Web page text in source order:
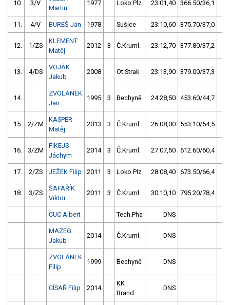
10. 3/V
Martin
1977 Loko Plz 23:01,40 366.50/36,1
11. 4/V BUREŠ Jan 1978 Sušice 23:10,60 375.70/37,0
12. 1/ZS
KLEMENT
Matěj
2012 3 Č.Kruml. 23:12,70 377.80/37,2
13. 4/DS
VOJÁK
Jakub
2008 Ot.Strak 23:13,90 379.00/37,3
14.
ZVOLÁNEK
Jan
1995 3 Bechyně 24:28,50 453.60/44,7
15. 2/ZM
KASPER
Matěj
2013 3 Č.Kruml. 26:08,00 553.10/54,5
16. 3/ZM
FIKEJS
Jáchym
2014 3 Č.Kruml. 27:07,50 612.60/60,4
17. 2/ZS JEŽEK Filip 2011 3 Loko Plz 28:08,40 673.50/66,4
18. 3/ZS
ŠAFAŘÍK
Viktor
2011 3 Č.Kruml. 30:10,10 795.20/78,4
CUC Albert Tech.Pha DNS
MAZEG
Jakub
2014 Č.Kruml. DNS
ZVOLÁNEK
Filip
1999 Bechyně DNS
CÍSAŘ Filip 2014
KK
Brand
DNS